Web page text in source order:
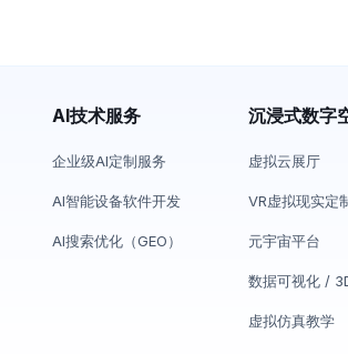
AI技术服务
企业级AI定制服务
AI智能设备软件开发
AI搜索优化（GEO）
沉浸式数字
虚拟云展厅
VR虚拟现实定
元宇宙平台
数据可视化 /
虚拟仿真教学